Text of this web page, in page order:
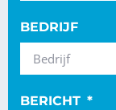
BEDRIJF
BERICHT